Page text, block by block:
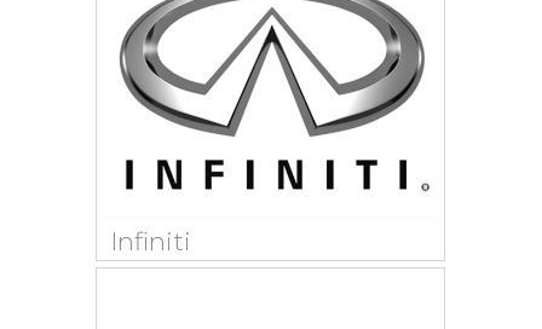
Infiniti